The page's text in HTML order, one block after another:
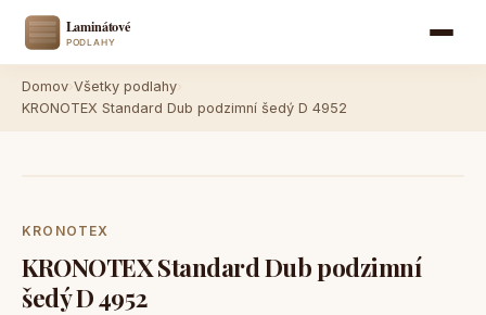
Domov Všetky podlahy
KRONOTEX Standard Dub podzimní šedý D 4952
KRONOTEX
KRONOTEX Standard Dub podzimní
šedý D 4952